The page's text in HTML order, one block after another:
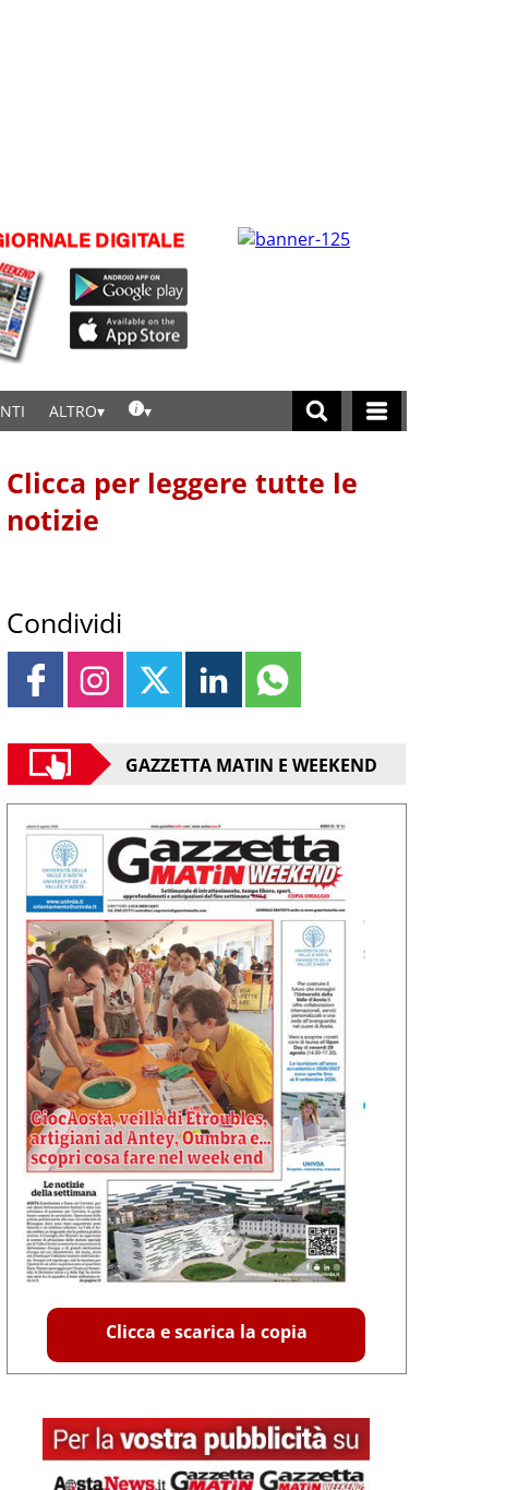
ALTRO
Clicca per leggere tutte le
notizie
Condividi
GAZZETTA MATIN E WEEKEND
Clicca e scarica la copia